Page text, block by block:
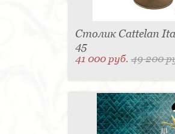
Столик Cattelan
45
41 000 руб.49 200